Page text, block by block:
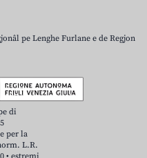
pe Lenghe Furlane e de Regjon
di
per la
L.R.